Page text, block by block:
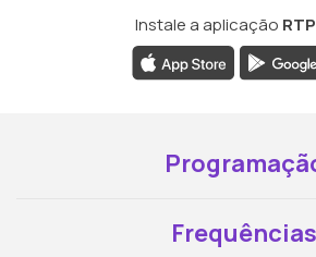
Instale a aplicação
Frequências